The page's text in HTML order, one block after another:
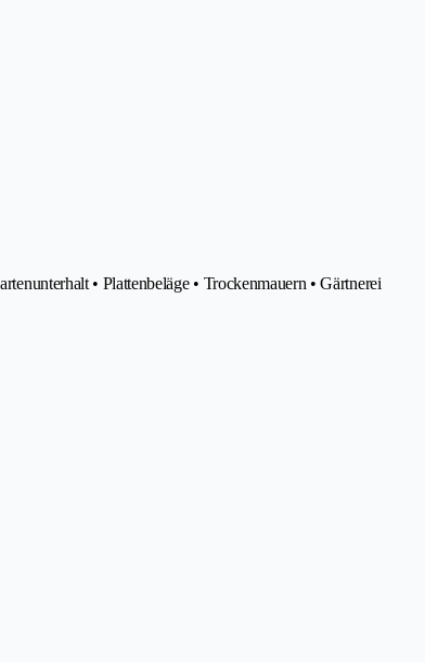
• Plattenbeläge • Trockenmauern • Gärtnerei